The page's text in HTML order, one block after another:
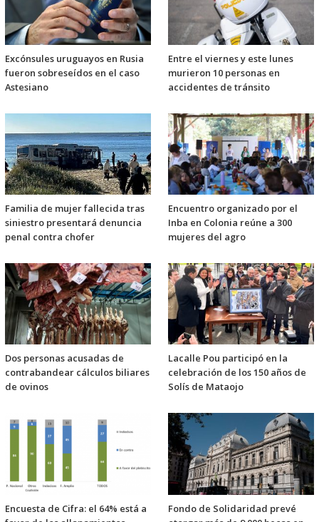
Excónsules uruguayos en Rusia
fueron sobreseídos en el caso
Astesiano
Entre el viernes y este lunes
murieron 10 personas en
accidentes de tránsito
Familia de mujer fallecida tras
siniestro presentará denuncia
penal contra chofer
Encuentro organizado por el
Inba en Colonia reúne a 300
mujeres del agro
Dos personas acusadas de
contrabandear cálculos biliares
de ovinos
Lacalle Pou participó en la
celebración de los 150 años de
Solís de Mataojo
Encuesta de Cifra: el 64% está a
Fondo de Solidaridad prevé